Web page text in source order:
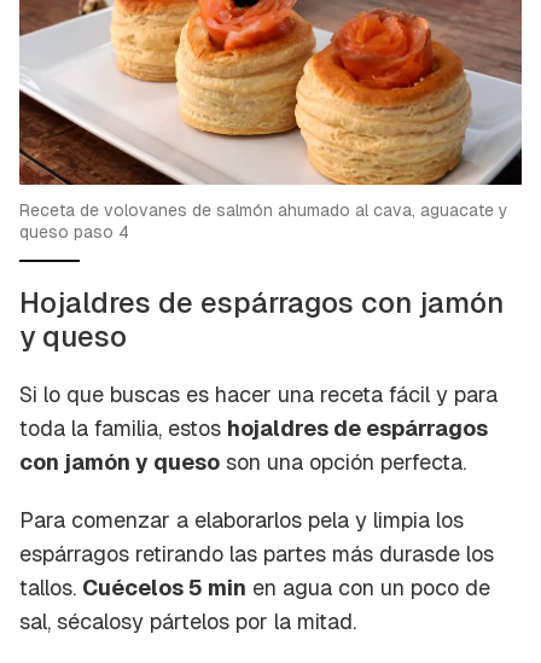
Receta de volovanes de salmón ahumado al cava, aguacate y
queso paso 4
Hojaldres de espárragos con jamón
y queso
Si lo que buscas es hacer una receta fácil y para
toda la familia, estos hojaldres de espárragos
con jamón y queso son una opción perfecta.
Para comenzar a elaborarlos pela y limpia los
espárragos retirando las partes más durasde los
tallos. Cuécelos 5 min en agua con un poco de
sal, sécalosy pártelos por la mitad.